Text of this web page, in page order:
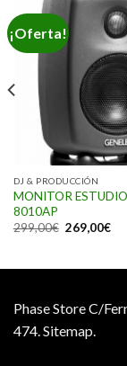
¡Oferta!
DJ & PRODUCCIÓN
MONITOR ESTUDIO
8010AP
299,00€ 269,00€
Phase Store C/
474. Sitemap.